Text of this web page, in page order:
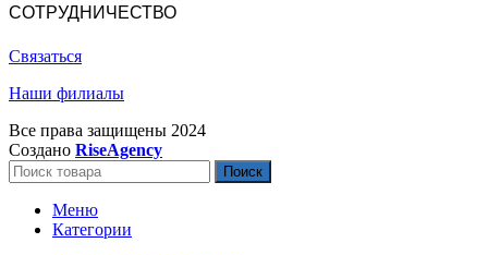
СОТРУДНИЧЕСТВО
Связаться
Наши филиалы
Все права защищены 2024
Создано RiseAgency
Поиск
Меню
Категории